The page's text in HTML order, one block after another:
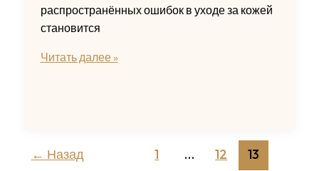
распространённых ошибок в уходе за кожей
становится
Ошибки
мешают
Читать далее »
← Назад 1 … 12 13